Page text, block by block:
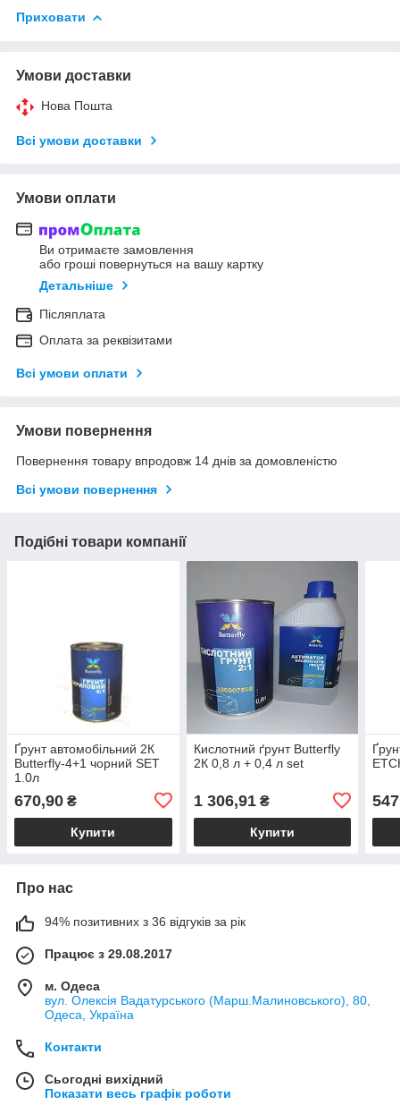
Приховати
Умови доставки
Нова Пошта
Всі умови доставки
Умови оплати
Ви отримаєте замовлення
або гроші повернуться на вашу картку
Детальніше
Післяплата
Оплата за реквізитами
Всі умови оплати
Умови повернення
Повернення товару впродовж 14 днів за домовленістю
Всі умови повернення
Подібні товари компанії
Ґрунт автомобільний 2К
Butterfly-4+1 чорний SET
1.0л
670,90 ₴
Купити
Кислотний ґрунт Butterfly
2К 0,8 л + 0,4 л set
1 306,91₴
Купити
Про нас
94% позитивних з 36 відгуків за рік
Працює з 29.08.2017
м. Одеса
вул. Олексія Вадатурського (Марш.Малиновського), 80,
Одеса, Україна
Контакти
Сьогодні вихідний
Показати весь графік роботи